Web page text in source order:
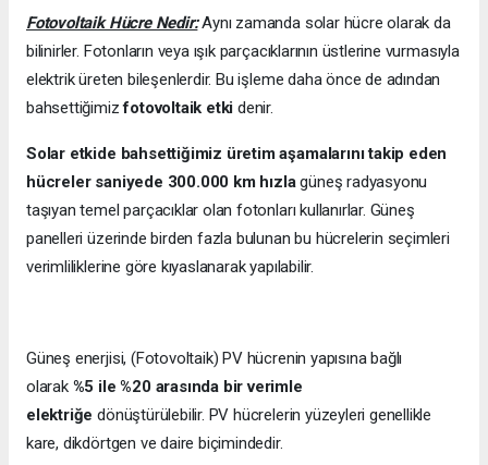
Fotovoltaik Hücre Nedir:Aynı zamanda solar hücre olarak da
bilinirler. Fotonların veya ışık parçacıklarının üstlerine vurmasıyla
elektrik üreten bileşenlerdir. Bu işleme daha önce de adından
bahsettiğimizfotovoltaik etkidenir.
Solar etkide bahsettiğimiz üretim aşamalarını takip eden
hücreler saniyede 300.000 km hızlagüneş radyasyonu
taşıyan temel parçacıklar olan fotonları kullanırlar. Güneş
panelleri üzerinde birden fazla bulunan bu hücrelerin seçimleri
verimliliklerine göre kıyaslanarak yapılabilir.
Güneş enerjisi, (Fotovoltaik) PV hücrenin yapısına bağlı
olarak %5 ile %20 arasında bir verimle
elektriğedönüştürülebilir. PV hücrelerin yüzeyleri genellikle
kare, dikdörtgen ve daire biçimindedir.